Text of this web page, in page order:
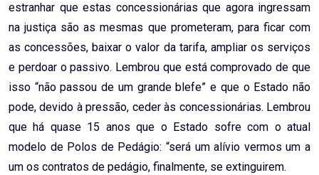
estranhar que estas concessionárias que agora ingressam
na justiça são as mesmas que prometeram, para ficar com
as concessões, baixar o valor da tarifa, ampliar os serviços
e perdoar o passivo. Lembrou que está comprovado de que
isso “não passou de um grande blefe” e que o Estado não
pode, devido à pressão, ceder às concessionárias. Lembrou
que há quase 15 anos que o Estado sofre com o atual
modelo de Polos de Pedágio: “será um alívio vermos um a
um os contratos de pedágio, finalmente, se extinguirem.